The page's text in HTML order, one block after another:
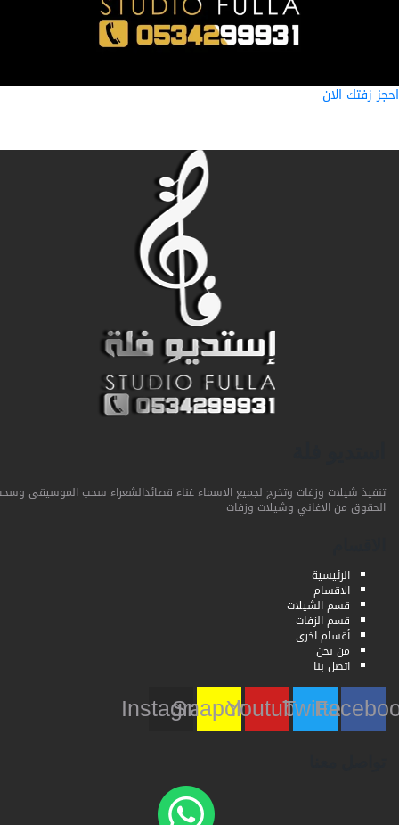
زفتك الان
تنفيذ شيلات وزفات وتخرج لجميع الاسماء غناء قصائدالشعراء سحب الموسيقى وسحب
الحقوق من الاغاني وشيلات وزفات
الرئيسية
الاقسام
قسم الشيلات
قسم الزفات
أقسام اخرى
من نحن
اتصل بنا
Twitter
Youtube
Snapchat
Instagram